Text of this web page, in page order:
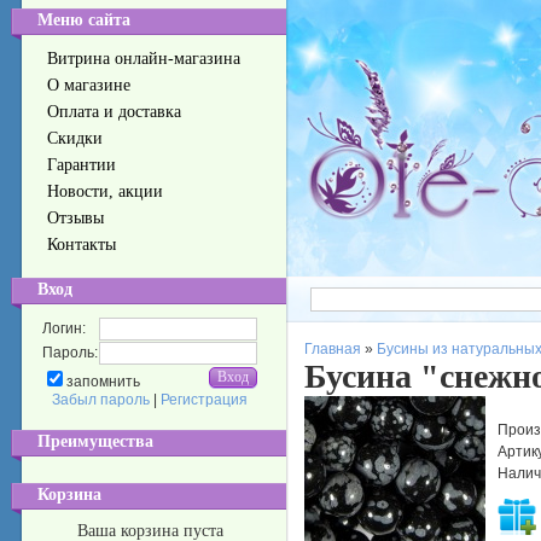
Меню сайта
Витрина онлайн-магазина
О магазине
Оплата и доставка
Скидки
Гарантии
Новости, акции
Отзывы
Контакты
Вход
Логин:
Пароль:
запомнить
Забыл пароль
Регистрация
Преимущества
Корзина
Ваша корзина пуста
Главная » Бусины из
Бусина